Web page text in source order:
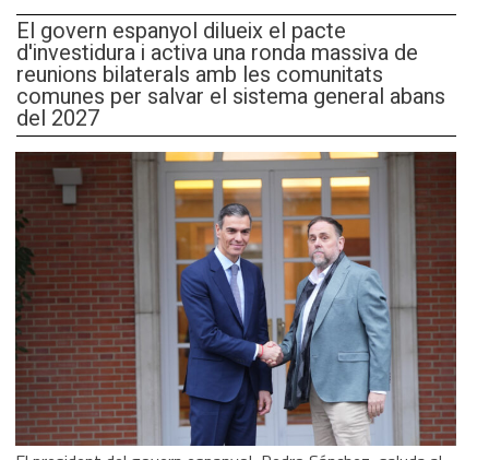
El govern espanyol dilueix el pacte
d'investidura i activa una ronda massiva de
reunions bilaterals amb les comunitats
comunes per salvar el sistema general abans
del 2027